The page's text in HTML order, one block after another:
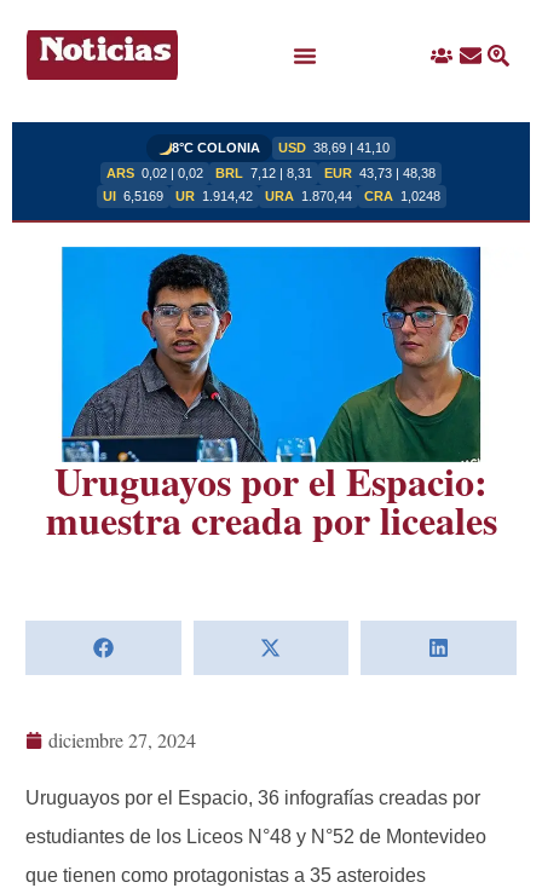
IngresoContacto
8°C COLONIA USD 38,69 | 41,10
ARS 0,02 | 0,02 BRL 7,12 | 8,31 EUR 43,73 | 48,38
UI 6,5169 UR 1.914,42 URA 1.870,44 CRA 1,0248
Uruguayos por el Espacio:
muestra creada por liceales
diciembre 27, 2024
Uruguayos por el Espacio, 36 infografías creadas por
estudiantes de los Liceos N°48 y N°52 de Montevideo
que tienen como protagonistas a 35 asteroides